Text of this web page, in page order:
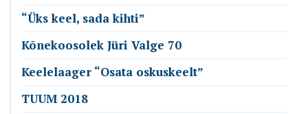
“Üks keel, sada kihti”
Kõnekoosolek Jüri Valge 70
Keelelaager “Osata oskuskeelt”
TUUM 2018